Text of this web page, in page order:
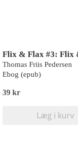
Thomas Friis Pedersen
Ebog (epub)
39 kr
Læg i kurv